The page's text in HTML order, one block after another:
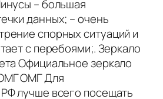
– большая
данных; – очень
спорных ситуаций и
с перебоями;. Зеркало
Официальное зеркало
ОМГ Для
лучше всего посещать